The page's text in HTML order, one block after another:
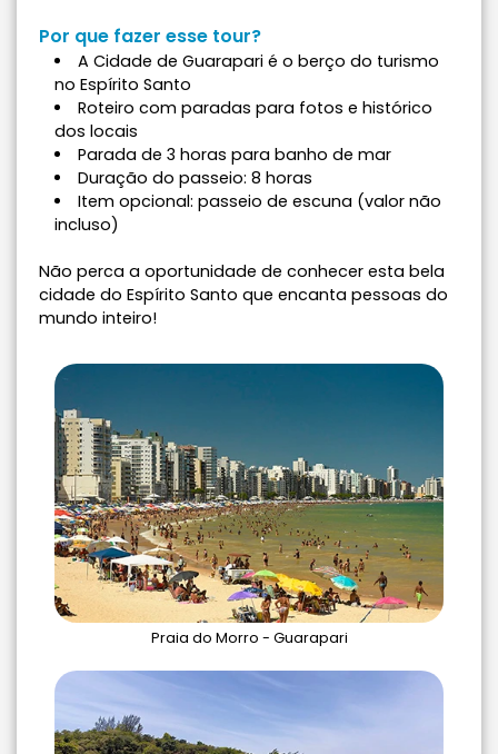
Por que fazer esse tour?
A Cidade de Guarapari é o berço do turismo
no Espírito Santo
Roteiro com paradas para fotos e histórico
dos locais
Parada de 3 horas para banho de mar
Duração do passeio: 8 horas
Item opcional: passeio de escuna (valor não
incluso)
Não perca a oportunidade de conhecer esta bela
cidade do Espírito Santo que encanta pessoas do
mundo inteiro!
Praia do Morro - Guarapari